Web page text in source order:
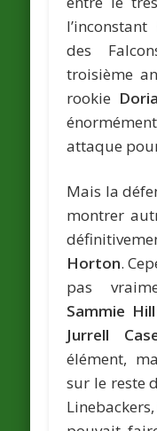
l’inconstant
des
troisième
rookie
attaque
Mais la
montrer
Horton.
pas
Sammie Hill
Jurrell
élément,
sur le reste